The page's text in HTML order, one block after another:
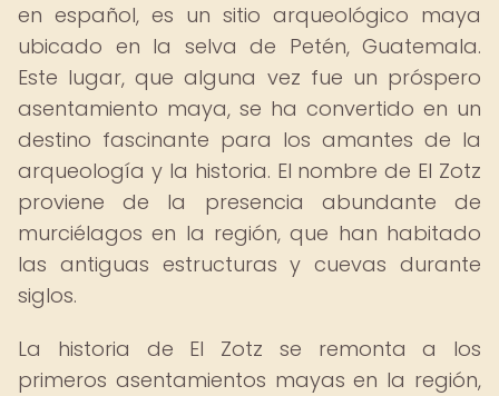
en español, es un sitio arqueológico maya
ubicado en la selva de Petén, Guatemala.
Este lugar, que alguna vez fue un próspero
asentamiento maya, se ha convertido en un
destino fascinante para los amantes de la
arqueología y la historia. El nombre de El Zotz
proviene de la presencia abundante de
murciélagos en la región, que han habitado
las antiguas estructuras y cuevas durante
siglos.
La historia de El Zotz se remonta a los
primeros asentamientos mayas en la región,